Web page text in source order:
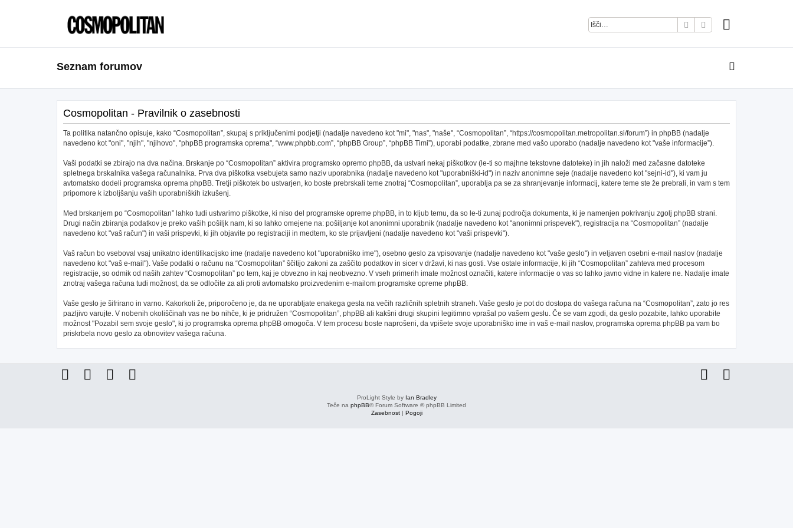
IskanjeNapredno iskanje
Seznam forumov
Cosmopolitan - Pravilnik o zasebnosti
Ta politika natančno opisuje, kako “Cosmopolitan”, skupaj s priključenimi podjetji (nadalje navedeno kot "mi", "nas", "naše", “Cosmopolitan”, “https://cosmopolitan.metropolitan.si/forum”) in phpBB (nadalje
navedeno kot "oni", "njih", "njihovo", "phpBB programska oprema", “www.phpbb.com”, “phpBB Group”, “phpBB Timi”), uporabi podatke, zbrane med vašo uporabo (nadalje navedeno kot "vaše informacije”).
Vaši podatki se zbirajo na dva načina. Brskanje po “Cosmopolitan” aktivira programsko opremo phpBB, da ustvari nekaj piškotkov (le-ti so majhne tekstovne datoteke) in jih naloži med začasne datoteke
spletnega brskalnika vašega računalnika. Prva dva piškotka vsebujeta samo naziv uporabnika (nadalje navedeno kot "uporabniški-id") in naziv anonimne seje (nadalje navedeno kot "sejni-id"), ki vam ju
avtomatsko dodeli programska oprema phpBB. Tretji piškotek bo ustvarjen, ko boste prebrskali teme znotraj “Cosmopolitan”, uporablja pa se za shranjevanje informacij, katere teme ste že prebrali, in vam s tem
pripomore k izboljšanju vaših uporabniških izkušenj.
Med brskanjem po “Cosmopolitan” lahko tudi ustvarimo piškotke, ki niso del programske opreme phpBB, in to kljub temu, da so le-ti zunaj področja dokumenta, ki je namenjen pokrivanju zgolj phpBB strani.
Drugi način zbiranja podatkov je preko vaših pošiljk nam, ki so lahko omejene na: pošiljanje kot anonimni uporabnik (nadalje navedeno kot "anonimni prispevek"), registracija na “Cosmopolitan” (nadalje
navedeno kot "vaš račun") in vaši prispevki, ki jih objavite po registraciji in medtem, ko ste prijavljeni (nadalje navedeno kot "vaši prispevki").
Vaš račun bo vseboval vsaj unikatno identifikacijsko ime (nadalje navedeno kot "uporabniško ime"), osebno geslo za vpisovanje (nadalje navedeno kot "vaše geslo") in veljaven osebni e-mail naslov (nadalje
navedeno kot "vaš e-mail"). Vaše podatki o računu na “Cosmopolitan” ščitijo zakoni za zaščito podatkov in sicer v državi, ki nas gosti. Vse ostale informacije, ki jih “Cosmopolitan” zahteva med procesom
registracije, so odmik od naših zahtev “Cosmopolitan” po tem, kaj je obvezno in kaj neobvezno. V vseh primerih imate možnost označiti, katere informacije o vas so lahko javno vidne in katere ne. Nadalje imate
znotraj vašega računa tudi možnost, da se odločite za ali proti avtomatsko proizvedenim e-mailom programske opreme phpBB.
Vaše geslo je šifrirano in varno. Kakorkoli že, priporočeno je, da ne uporabljate enakega gesla na večih različnih spletnih straneh. Vaše geslo je pot do dostopa do vašega računa na “Cosmopolitan”, zato jo res
pazljivo varujte. V nobenih okoliščinah vas ne bo nihče, ki je pridružen “Cosmopolitan”, phpBB ali kakšni drugi skupini legitimno vprašal po vašem geslu. Če se vam zgodi, da geslo pozabite, lahko uporabite
možnost "Pozabil sem svoje geslo", ki jo programska oprema phpBB omogoča. V tem procesu boste naprošeni, da vpišete svoje uporabniško ime in vaš e-mail naslov, programska oprema phpBB pa vam bo
priskrbela novo geslo za obnovitev vašega računa.
ProLight Style by Ian Bradley
Teče na phpBB® Forum Software © phpBB Limited
Zasebnost| Pogoji